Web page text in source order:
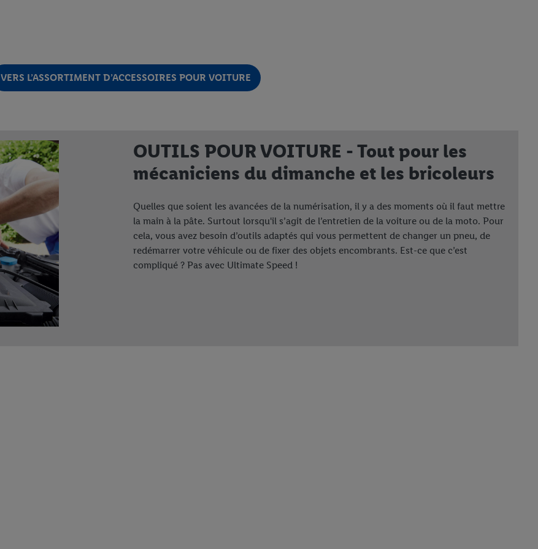
VERS L’ASSORTIMENT D’ACCESSOIRES POUR VOITURE
OUTILS POUR VOITURE - Tout pour les
mécaniciens du dimanche et les bricoleurs
Quelles que soient les avancées de la numérisation, il y a des moments où il faut mettre
la main à la pâte. Surtout lorsqu'il s’agit de l’entretien de la voiture ou de la moto. Pour
cela, vous avez besoin d’outils adaptés qui vous permettent de changer un pneu, de
redémarrer votre véhicule ou de fixer des objets encombrants. Est-ce que c’est
compliqué ? Pas avec Ultimate Speed !